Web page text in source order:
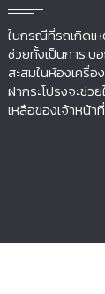
ในกรณีที่รถเกิดเ
ช่วยทั้งเป็นการ
สะสมในห้องเครื่
ฝากระโปรงจะช่
เหลือของเจ้าหน้